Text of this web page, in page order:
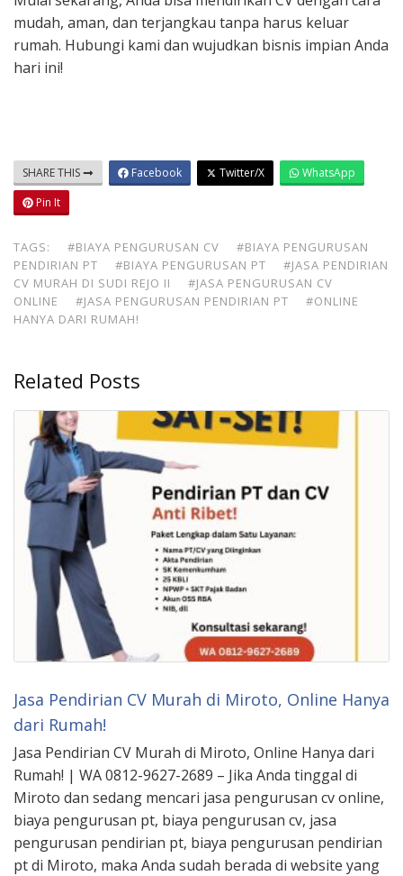
mudah, aman, dan terjangkau tanpa harus keluar
rumah. Hubungi kami dan wujudkan bisnis impian Anda
hari ini!
SHARE THIS Facebook Twitter/X
WhatsApp
Pin It
TAGS: #BIAYA PENGURUSAN CV
#BIAYA PENGURUSAN
PENDIRIAN PT
#BIAYA PENGURUSAN PT
#JASA PENDIRIAN
CV MURAH DI SUDI REJO II
#JASA PENGURUSAN CV
ONLINE
#JASA PENGURUSAN PENDIRIAN PT
#ONLINE
HANYA DARI RUMAH!
Related Posts
Jasa Pendirian CV Murah di Miroto, Online Hanya
dari Rumah!
Jasa Pendirian CV Murah di Miroto, Online Hanya dari
Rumah! | WA 0812-9627-2689 – Jika Anda tinggal di
Miroto dan sedang mencari jasa pengurusan cv online,
biaya pengurusan pt, biaya pengurusan cv, jasa
pengurusan pendirian pt, biaya pengurusan pendirian
pt di Miroto, maka Anda sudah berada di website yang